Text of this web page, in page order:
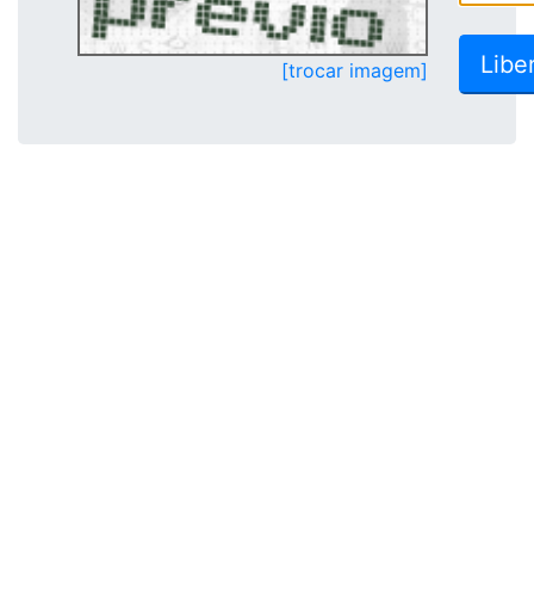
[trocar imagem]